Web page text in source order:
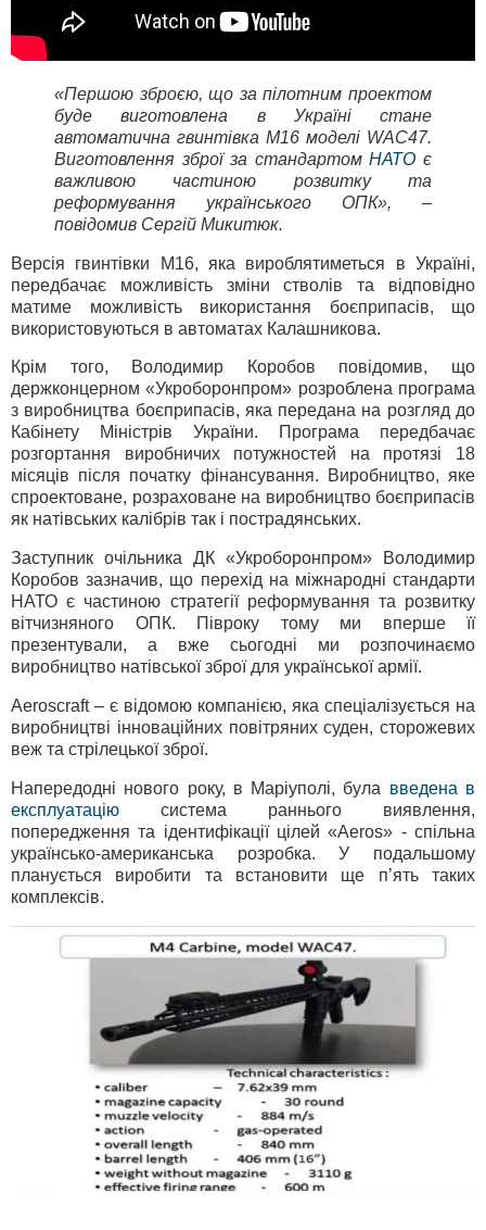
«Першою зброєю, що за пілотним проектом
буде виготовлена в Україні стане
автоматична гвинтівка М16 моделі WAC47.
Виготовлення зброї за стандартомНАТО є
важливою частиною розвитку та
реформування українського ОПК», –
повідомив Сергій Микитюк.
Версія гвинтівки М16, яка вироблятиметься в Україні,
передбачає можливість зміни стволів та відповідно
матиме можливість використання боєприпасів, що
використовуються в автоматах Калашникова.
Крім того, Володимир Коробов повідомив, що
держконцерном «Укроборонпром» розроблена програма
з виробництва боєприпасів, яка передана на розгляд до
Кабінету Міністрів України. Програма передбачає
розгортання виробничих потужностей на протязі 18
місяців після початку фінансування. Виробництво, яке
спроектоване, розраховане на виробництво боєприпасів
як натівських калібрів так і пострадянських.
Заступник очільника ДК «Укроборонпром» Володимир
Коробов зазначив, що перехід на міжнародні стандарти
НАТО є частиною стратегії реформування та розвитку
вітчизняного ОПК. Півроку тому ми вперше її
презентували, а вже сьогодні ми розпочинаємо
виробництво натівської зброї для української армії.
Aeroscraft – є відомою компанією, яка спеціалізується на
виробництві інноваційних повітряних суден, сторожевих
веж та стрілецької зброї.
Напередодні нового року, в Маріуполі, була введена в
експлуатацію система раннього виявлення,
попередження та ідентифікації цілей «Aeros» - спільна
українсько-американська розробка. У подальшому
планується виробити та встановити ще п’ять таких
комплексів.